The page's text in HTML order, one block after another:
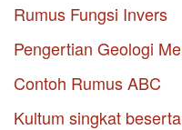
Rumus Fungsi Invers
Pengertian Geologi
Contoh Rumus ABC
Kultum singkat